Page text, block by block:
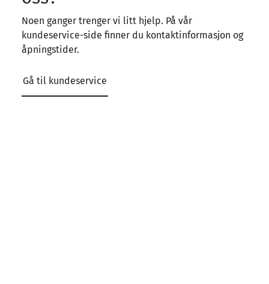
Noen ganger trenger vi litt hjelp. På vår
kundeservice-side finner du kontaktinformasjon og
åpningstider.
Gå til kundeservice